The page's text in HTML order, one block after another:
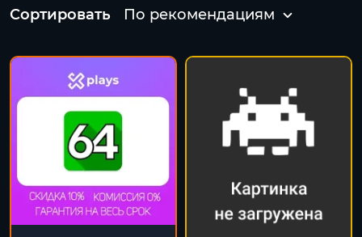
Сортировать По рекомендациям